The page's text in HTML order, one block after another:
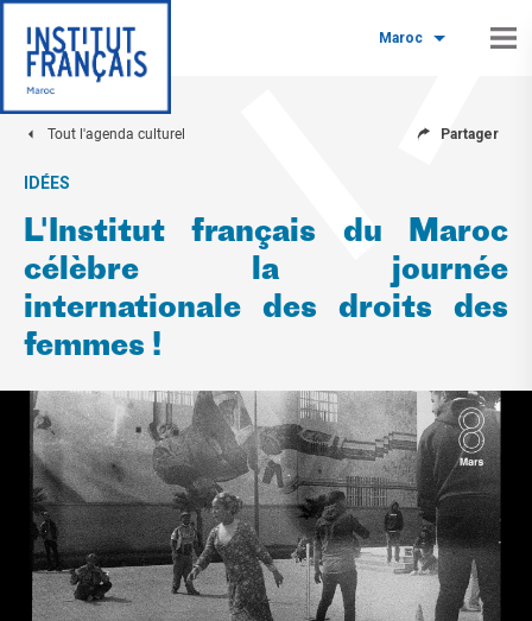
Maroc
Tout l'agenda culturel Partager
IDÉES
L'Institut français du Maroc
célèbre la journée
internationale des droits des
femmes !